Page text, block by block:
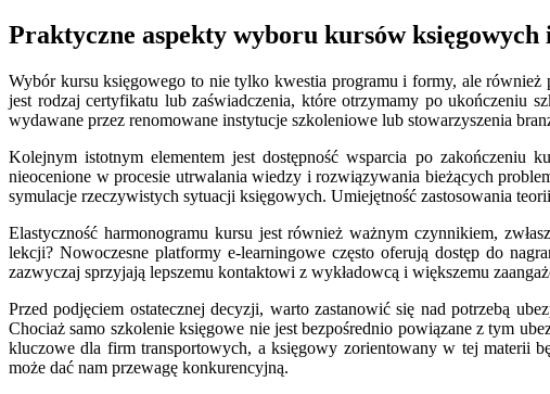
Praktyczne aspekty wyboru kursów księgowych
Wybór kursu księgowego to nie tylko kwestia programu i formy, ale również
jest rodzaj certyfikatu lub zaświadczenia, które otrzymamy po ukończeniu
wydawane przez renomowane instytucje szkoleniowe lub stowarzyszenia
Kolejnym istotnym elementem jest dostępność wsparcia po zakończeniu
nieocenione w procesie utrwalania wiedzy i rozwiązywania bieżących
symulacje rzeczywistych sytuacji księgowych. Umiejętność zastosowania
Elastyczność harmonogramu kursu jest również ważnym czynnikiem,
lekcji? Nowoczesne platformy e-learningowe często oferują dostęp do
zazwyczaj sprzyjają lepszemu kontaktowi z wykładowcą i większemu
Przed podjęciem ostatecznej decyzji, warto zastanowić się nad potrzebą
Chociaż samo szkolenie księgowe nie jest bezpośrednio powiązane z tym
kluczowe dla firm transportowych, a księgowy zorientowany w tej materii
może dać nam przewagę konkurencyjną.